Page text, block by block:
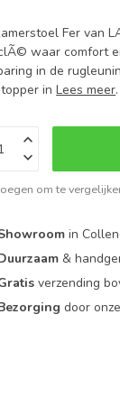
Fer van
waar comfort
in de
inLees meer.
om te
in
&
verzending
door